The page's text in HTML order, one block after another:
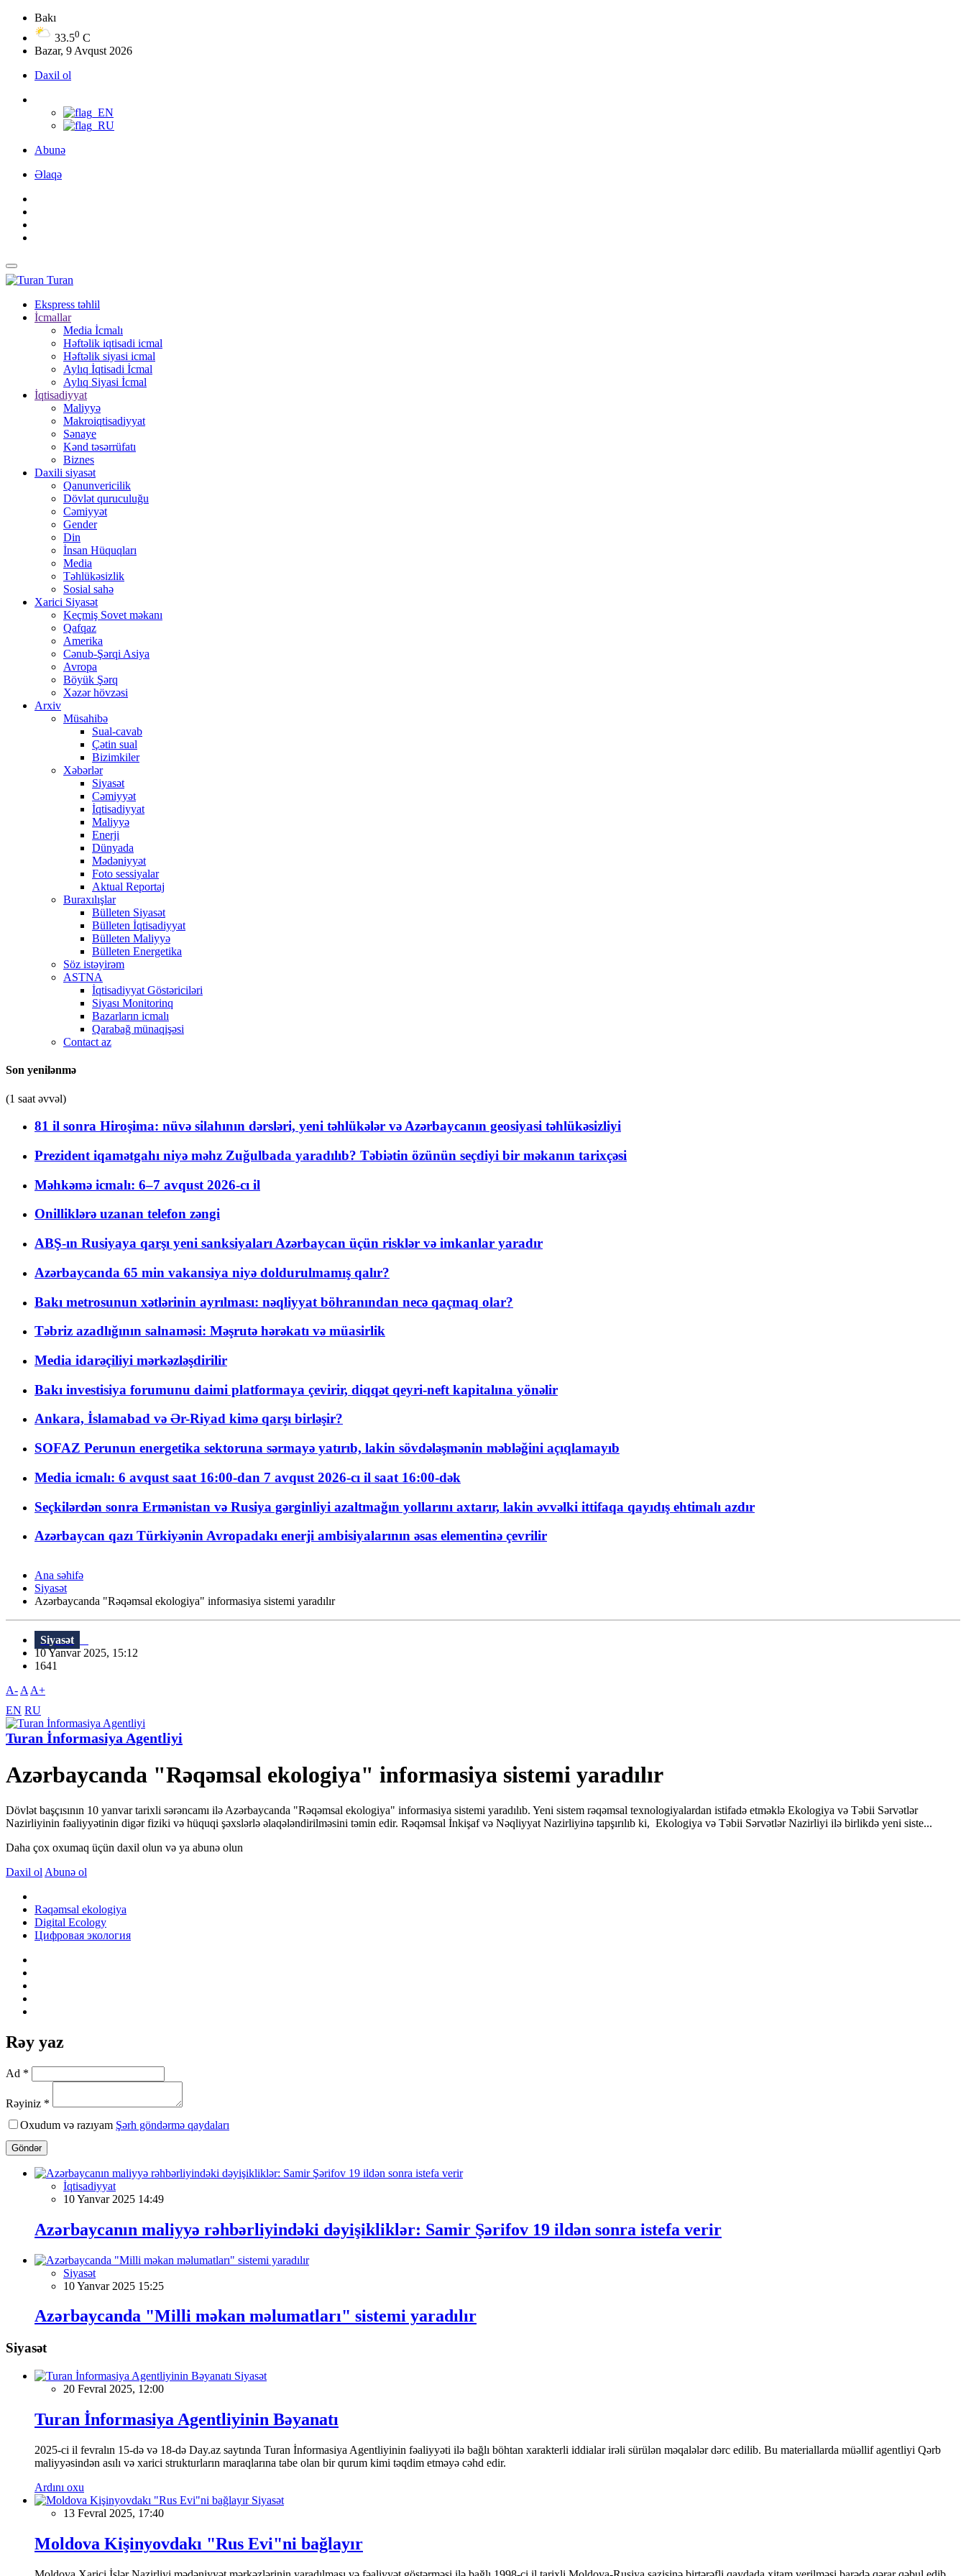
Bakı
33.50 C
Bazar, 9 Avqust 2026
Daxil ol
Abunə
Əlaqə
Turan
Ekspress təhlil
İcmallar
Media İcmalı
Həftəlik iqtisadi icmal
Həftəlik siyasi icmal
Aylıq İqtisadi İcmal
Aylıq Siyasi İcmal
İqtisadiyyat
Maliyyə
Makroiqtisadiyyat
Sənaye
Kənd təsərrüfatı
Biznes
Daxili siyasət
Qanunvericilik
Dövlət quruculuğu
Cəmiyyət
Gender
Din
İnsan Hüquqları
Media
Təhlükəsizlik
Sosial sahə
Xarici Siyasət
Keçmiş Sovet məkanı
Qafqaz
Amerika
Cənub-Şərqi Asiya
Avropa
Böyük Şərq
Xəzər hövzəsi
Arxiv
Müsahibə
Sual-cavab
Çətin sual
Bizimkiler
Xəbərlər
Siyasət
Cəmiyyət
İqtisadiyyat
Maliyyə
Enerji
Dünyada
Mədəniyyət
Foto sessiyalar
Aktual Reportaj
Buraxılışlar
Bülleten Siyasət
Bülleten İqtisadiyyat
Bülleten Maliyyə
Bülleten Energetika
Söz istəyirəm
ASTNA
İqtisadiyyat Göstəriciləri
Siyası Monitorinq
Bazarların icmalı
Qarabağ münaqişəsi
Contact az
Son yenilənmə
(1 saat əvvəl)
81 il sonra Hiroşima: nüvə silahının dərsləri, yeni təhlükələr və Azərbaycanın geosiyasi təhlükəsizliyi
Prezident iqamətgahı niyə məhz Zuğulbada yaradılıb? Təbiətin özünün seçdiyi bir məkanın tarixçəsi
Məhkəmə icmalı: 6–7 avqust 2026-cı il
Onilliklərə uzanan telefon zəngi
ABŞ-ın Rusiyaya qarşı yeni sanksiyaları Azərbaycan üçün risklər və imkanlar yaradır
Azərbaycanda 65 min vakansiya niyə doldurulmamış qalır?
Bakı metrosunun xətlərinin ayrılması: nəqliyyat böhranından necə qaçmaq olar?
Təbriz azadlığının salnaməsi: Məşrutə hərəkatı və müasirlik
Media idarəçiliyi mərkəzləşdirilir
Bakı investisiya forumunu daimi platformaya çevirir, diqqət qeyri-neft kapitalına yönəlir
Ankara, İslamabad və Ər-Riyad kimə qarşı birləşir?
SOFAZ Perunun energetika sektoruna sərmayə yatırıb, lakin sövdələşmənin məbləğini açıqlamayıb
Media icmalı: 6 avqust saat 16:00-dan 7 avqust 2026-cı il saat 16:00-dək
Seçkilərdən sonra Ermənistan və Rusiya gərginliyi azaltmağın yollarını axtarır, lakin əvvəlki ittifaqa qayıdış ehtimalı azdır
Azərbaycan qazı Türkiyənin Avropadakı enerji ambisiyalarının əsas elementinə çevrilir
Ana səhifə
Siyasət
Azərbaycanda "Rəqəmsal ekologiya" informasiya sistemi yaradılır
Siyasət
10 Yanvar 2025, 15:12
1641
A- A A+
EN RU
Turan İnformasiya Agentliyi
Azərbaycanda "Rəqəmsal ekologiya" informasiya sistemi yaradılır
Dövlət başçısının 10 yanvar tarixli sərəncamı ilə Azərbaycanda "Rəqəmsal ekologiya" informasiya sistemi yaradılıb. Yeni sistem rəqəmsal texnologiyalardan istifadə etməklə Ekologiya və Təbii Sərvətlər
Nazirliyinin fəaliyyətinin digər fiziki və hüquqi şəxslərlə əlaqələndirilməsini təmin edir. Rəqəmsal İnkişaf və Nəqliyyat Nazirliyinə tapşırılıb ki, Ekologiya və Təbii Sərvətlər Nazirliyi ilə birlikdə yeni siste...
Daha çox oxumaq üçün daxil olun və ya abunə olun
Daxil ol Abunə ol
Rəqəmsal ekologiya
Digital Ecology
Цифровая экология
Rəy yaz
Ad *
Rəyiniz *
Oxudum və razıyam Şərh göndərmə qaydaları
Göndər
İqtisadiyyat
10 Yanvar 2025 14:49
Azərbaycanın maliyyə rəhbərliyindəki dəyişikliklər: Samir Şərifov 19 ildən sonra istefa verir
Siyasət
10 Yanvar 2025 15:25
Azərbaycanda "Milli məkan məlumatları" sistemi yaradılır
Siyasət
Siyasət
20 Fevral 2025, 12:00
Turan İnformasiya Agentliyinin Bəyanatı
2025-ci il fevralın 15-də və 18-də Day.az saytında Turan İnformasiya Agentliyinin fəaliyyəti ilə bağlı böhtan xarakterli iddialar irəli sürülən məqalələr dərc edilib. Bu materiallarda müəllif agentliyi Qərb
maliyyəsindən asılı və xarici strukturların maraqlarına tabe olan bir qurum kimi təqdim etməyə cəhd edir.
Ardını oxu
Siyasət
13 Fevral 2025, 17:40
Moldova Kişinyovdakı "Rus Evi"ni bağlayır